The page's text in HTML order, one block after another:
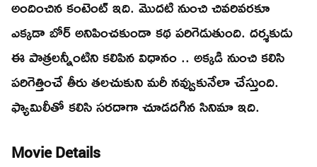
అందించిన కంటెంట్ ఇది. మొదటి నుంచి చివరివరకూ
ఎక్కడా బోర్ అనిపించకుండా కథ పరిగెడుతుంది. దర్శకుడు
ఈ పాత్రలన్నీంటిని కలిపిన విధానం .. అక్కడి నుంచి కలిసి
పరిగెత్తించే తీరు తలచుకుని మరీ నవ్వుకునేలా చేస్తుంది.
ఫ్యామిలీతో కలిసి సరదాగా చూడదగిన సినిమా ఇది.
Movie Details